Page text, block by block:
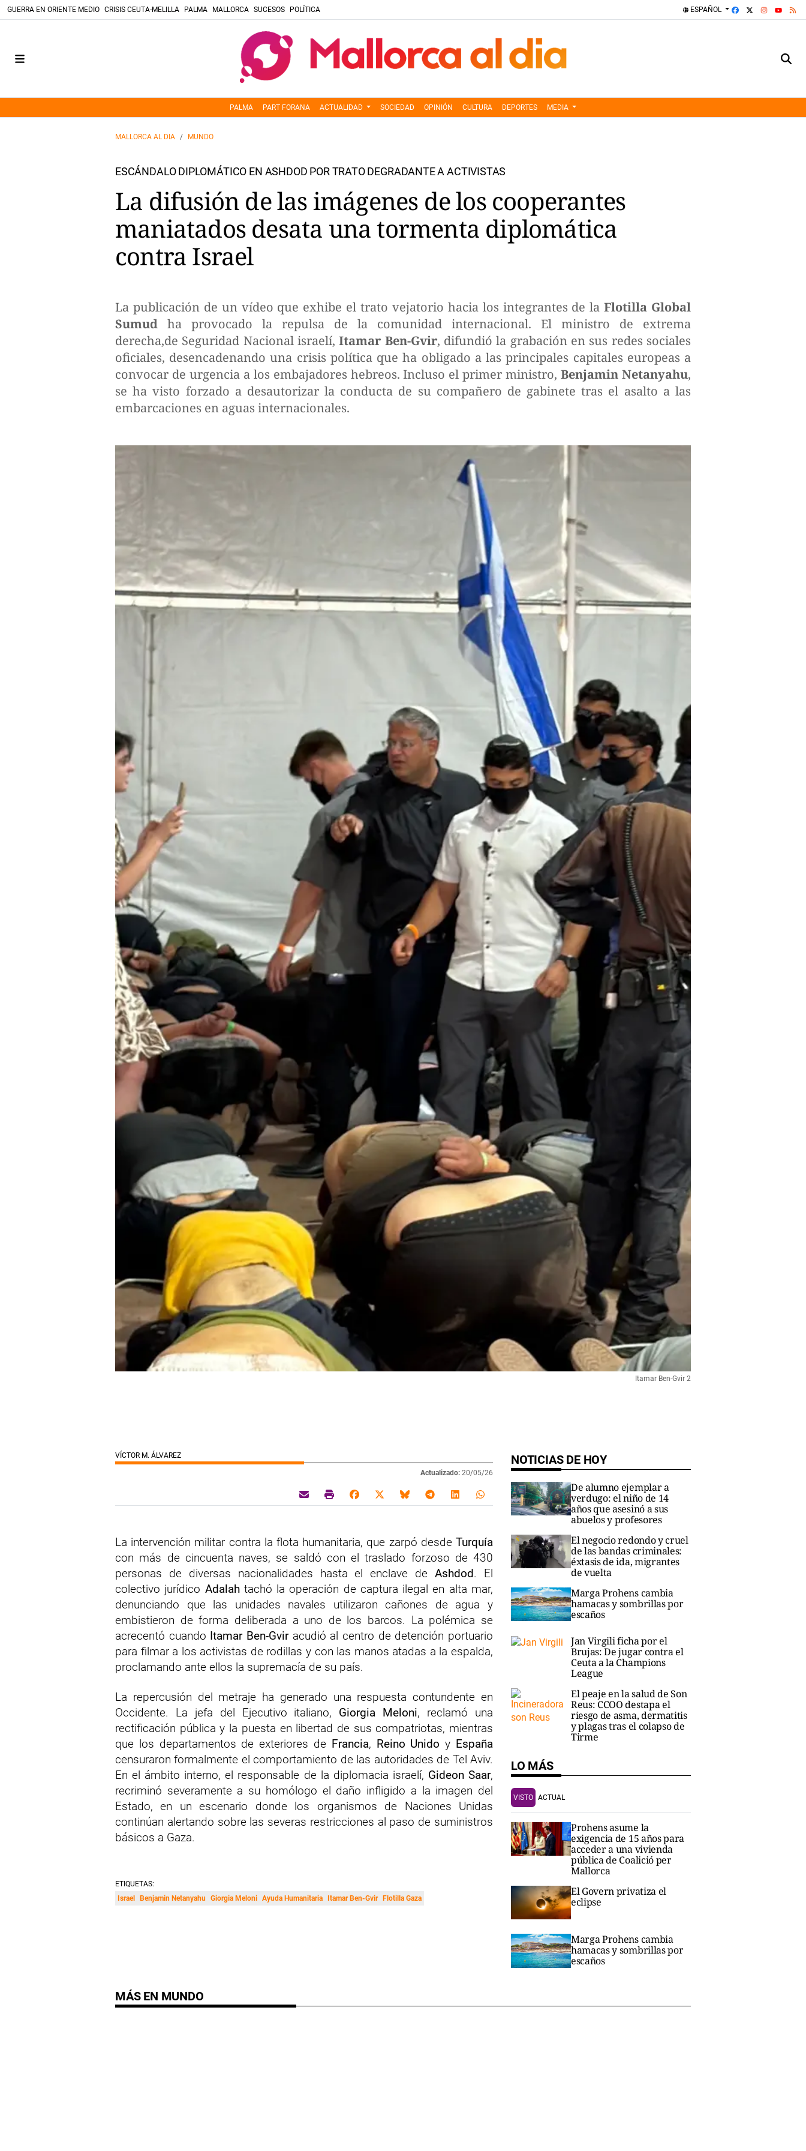
GUERRA EN ORIENTE MEDIO CRISIS CEUTA-MELILLA PALMA MALLORCA SUCESOS POLÍTICA ESPAÑOL FACEBOOK
YOUTUBE
PALMA PART FORANA ACTUALIDAD SOCIEDAD OPINIÓN CULTURA DEPORTES MEDIA
MALLORCA AL DIA MUNDO
ESCÁNDALO DIPLOMÁTICO EN ASHDOD POR TRATO DEGRADANTE A ACTIVISTAS
La difusión de las imágenes de los cooperantes
maniatados desata una tormenta diplomática
contra Israel
La publicación de un vídeo que exhibe el trato vejatorio hacia los integrantes de laFlotilla Global
Sumud ha provocado la repulsa de la comunidad internacional. El ministro de extrema
derecha,de Seguridad Nacional israelí,Itamar Ben-Gvir, difundió la grabación en sus redes sociales
oficiales, desencadenando una crisis política que ha obligado a las principales capitales europeas a
convocar de urgencia a los embajadores hebreos. Incluso el primer ministro,Benjamin Netanyahu,
se ha visto forzado a desautorizar la conducta de su compañero de gabinete tras el asalto a las
embarcaciones en aguas internacionales.
Itamar Ben-Gvir 2
VÍCTOR M. ÁLVAREZ
Actualizado: 20/05/26
La intervención militar contra la flota humanitaria, que zarpó desde Turquía
con más de cincuenta naves, se saldó con el traslado forzoso de 430
personas de diversas nacionalidades hasta el enclave deAshdod. El
colectivo jurídico Adalahtachó la operación de captura ilegal en alta mar,
denunciando que las unidades navales utilizaron cañones de agua y
embistieron de forma deliberada a uno de los barcos. La polémica se
acrecentó cuando Itamar Ben-Gviracudió al centro de detención portuario
para filmar a los activistas de rodillas y con las manos atadas a la espalda,
proclamando ante ellos la supremacía de su país.
La repercusión del metraje ha generado una respuesta contundente en
Occidente. La jefa del Ejecutivo italiano, Giorgia Meloni, reclamó una
rectificación pública y la puesta en libertad de sus compatriotas, mientras
que los departamentos de exteriores de Francia, Reino Unido y España
censuraron formalmente el comportamiento de las autoridades de Tel Aviv.
En el ámbito interno, el responsable de la diplomacia israelí, Gideon Saar,
recriminó severamente a su homólogo el daño infligido a la imagen del
Estado, en un escenario donde los organismos de Naciones Unidas
continúan alertando sobre las severas restricciones al paso de suministros
básicos a Gaza.
ETIQUETAS:
Israel Benjamin Netanyahu Giorgia Meloni Ayuda Humanitaria Itamar Ben-Gvir Flotilla Gaza
NOTICIAS DE HOY
De alumno ejemplar a
verdugo: el niño de 14
años que asesinó a sus
abuelos y profesores
El negocio redondo y cruel
de las bandas criminales:
éxtasis de ida, migrantes
de vuelta
Marga Prohens cambia
hamacas y sombrillas por
escaños
Jan Virgili ficha por el
Brujas: De jugar contra el
Ceuta a la Champions
League
El peaje en la salud de Son
Reus: CCOO destapa el
riesgo de asma, dermatitis
y plagas tras el colapso de
Tirme
LO MÁS
VISTO ACTUAL
Prohens asume la
exigencia de 15 años para
acceder a una vivienda
pública de Coalició per
Mallorca
El Govern privatiza el
eclipse
Marga Prohens cambia
hamacas y sombrillas por
escaños
MÁS EN MUNDO